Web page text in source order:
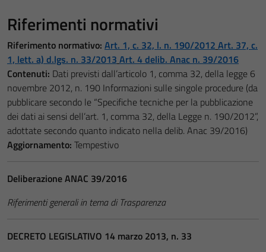
Riferimenti normativi
Riferimento normativo: Art. 1, c. 32, l. n. 190/2012 Art. 37, c.
1, lett. a) d.lgs. n. 33/2013 Art. 4 delib. Anac n. 39/2016
Contenuti: Dati previsti dall’articolo 1, comma 32, della legge 6
novembre 2012, n. 190 Informazioni sulle singole procedure (da
pubblicare secondo le “Specifiche tecniche per la pubblicazione
dei dati ai sensi dell’art. 1, comma 32, della Legge n. 190/2012”,
adottate secondo quanto indicato nella delib. Anac 39/2016)
Aggiornamento: Tempestivo
Deliberazione ANAC 39/2016
Riferimenti generali in tema di Trasparenza
DECRETO LEGISLATIVO 14 marzo 2013, n. 33